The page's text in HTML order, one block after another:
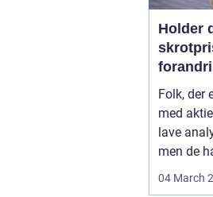
Holder
Folk, der
med
lave
men de
04 March